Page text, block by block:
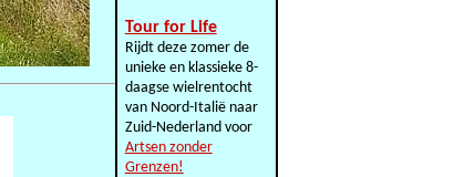
Tour for Life
Rijdt deze zomer de
unieke en klassieke 8-
daagse wielrentocht
van Noord-Italië naar
Zuid-Nederland voor
Artsen zonder
Grenzen!